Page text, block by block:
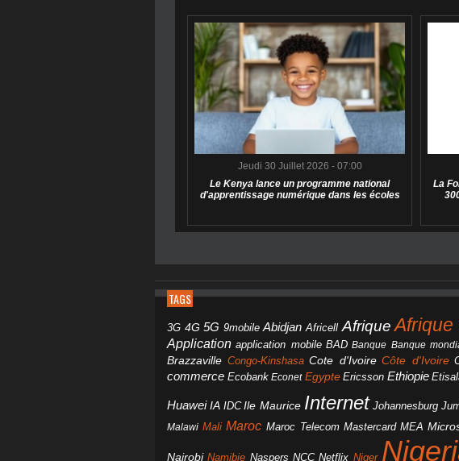
Jeudi 30 Juillet 2026 - 07:00
Le Kenya lance un programme national
d'apprentissage numérique dans les écoles
La
TAGS
3G 4G 5G 9mobile Abidjan Africell Afrique
Application application mobile BAD Banque Banque
Brazzaville Congo-Kinshasa Cote d'Ivoire Côte d'Ivoire
commerce Ecobank Econet Egypte Ericsson Ethiopie
Huawei IA IDC Ile Maurice Internet Johannesburg
Malawi Mali Maroc Maroc Telecom Mastercard MEA
Nairobi Namibie Naspers NCC Netflix Niger